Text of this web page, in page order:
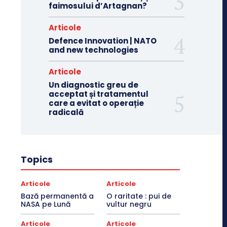
faimosului d’Artagnan?
Articole
Defence Innovation | NATO
and new technologies
Articole
Un diagnostic greu de
acceptat și tratamentul
care a evitat o operație
radicală
Topics
Articole
Bază permanentă a
NASA pe Lună
Articole
O raritate : pui de
vultur negru
Articole Articole